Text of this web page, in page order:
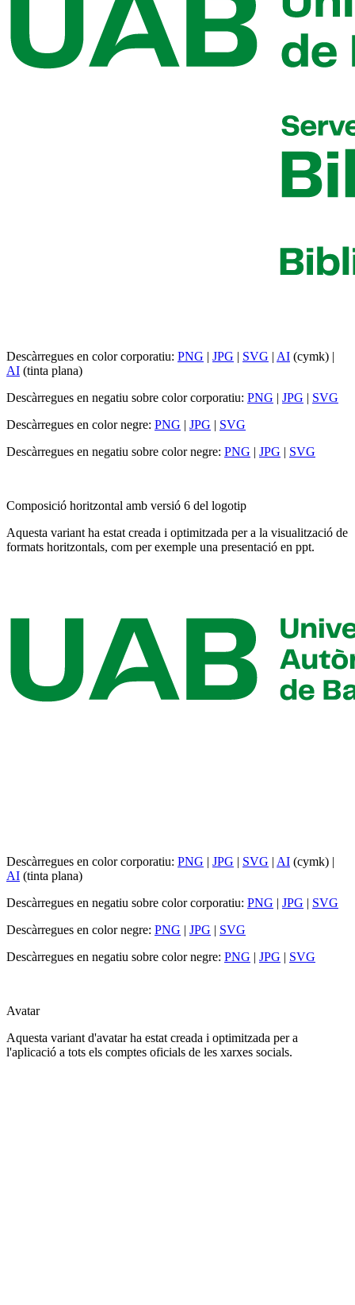
Descàrregues en color corporatiu: PNG | JPG | SVG | AI (cymk) |
AI (tinta plana)
Descàrregues en negatiu sobre color corporatiu: PNG | JPG | SVG
Descàrregues en color negre: PNG | JPG | SVG
Descàrregues en negatiu sobre color negre: PNG | JPG | SVG
Composició horitzontal amb versió 6 del logotip
Aquesta variant ha estat creada i optimitzada per a la visualització de
formats horitzontals, com per exemple una presentació en ppt.
Descàrregues en color corporatiu: PNG | JPG | SVG | AI (cymk) |
AI (tinta plana)
Descàrregues en negatiu sobre color corporatiu: PNG | JPG | SVG
Descàrregues en color negre: PNG | JPG | SVG
Descàrregues en negatiu sobre color negre: PNG | JPG | SVG
Avatar
Aquesta variant d'avatar ha estat creada i optimitzada per a
l'aplicació a tots els comptes oficials de les xarxes socials.